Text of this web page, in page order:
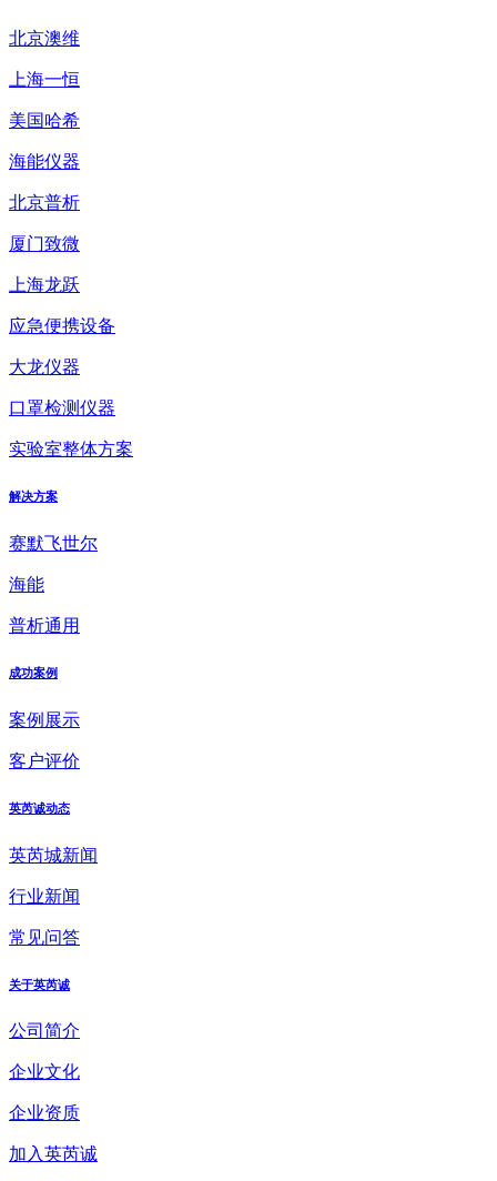
北京澳维
上海一恒
美国哈希
海能仪器
北京普析
厦门致微
上海龙跃
应急便携设备
大龙仪器
口罩检测仪器
实验室整体方案
解决方案
赛默飞世尔
海能
普析通用
成功案例
案例展示
客户评价
英芮诚动态
英芮城新闻
行业新闻
常见问答
关于英芮诚
公司简介
企业文化
企业资质
加入英芮诚